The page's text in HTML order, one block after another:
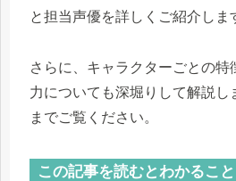
と担当声優を詳しくご紹介しま
さらに、キャラクターごとの特
力についても深堀りして解説し
までご覧ください。
この記事を読むとわかること